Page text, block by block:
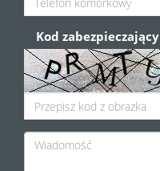
Kod zabezpieczający